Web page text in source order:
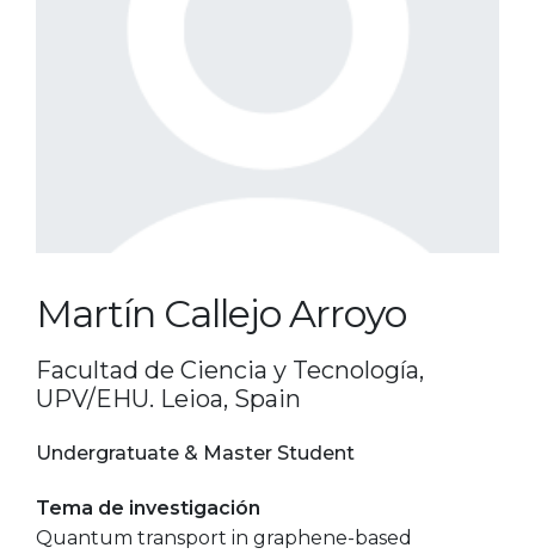
Martín Callejo Arroyo
Facultad de Ciencia y Tecnología,
UPV/EHU. Leioa, Spain
Undergratuate & Master Student
Tema de investigación
Quantum transport in graphene-based